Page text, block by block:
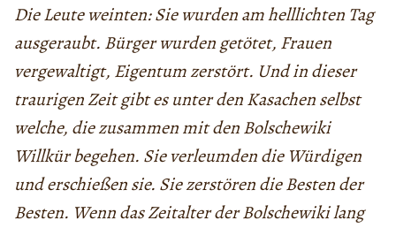
Die Leute weinten: Sie wurden am helllichten Tag
ausgeraubt. Bürger wurden getötet, Frauen
vergewaltigt, Eigentum zerstört. Und in dieser
traurigen Zeit gibt es unter den Kasachen selbst
welche, die zusammen mit den Bolschewiki
Willkür begehen. Sie verleumden die Würdigen
und erschießen sie. Sie zerstören die Besten der
Besten. Wenn das Zeitalter der Bolschewiki lang